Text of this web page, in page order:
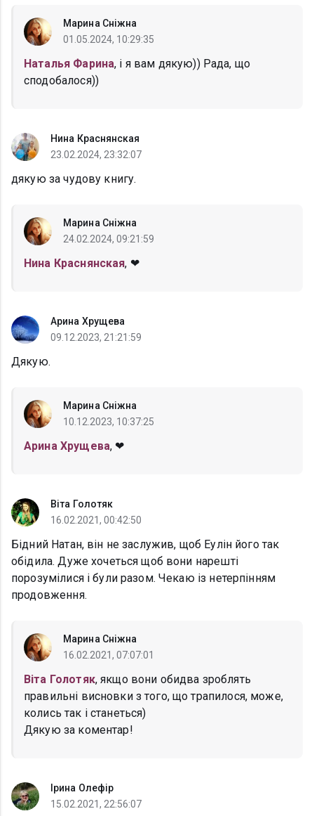
Марина Сніжна
01.05.2024, 10:29:35
Наталья Фарина, і я вам дякую)) Рада, що
сподобалося))
Нина Краснянская
23.02.2024, 23:32:07
дякую за чудову книгу.
Марина Сніжна
24.02.2024, 09:21:59
Нина Краснянская, ❤
Арина Хрущева
09.12.2023, 21:21:59
Дякую.
Марина Сніжна
10.12.2023, 10:37:25
Арина Хрущева, ❤
Віта Голотяк
16.02.2021, 00:42:50
Бідний Натан, він не заслужив, щоб Еулін його так
обідила. Дуже хочеться щоб вони нарешті
порозумілися і були разом. Чекаю із нетерпінням
продовження.
Марина Сніжна
16.02.2021, 07:07:01
Віта Голотяк, якщо вони обидва зроблять
правильні висновки з того, що трапилося, може,
колись так і станеться)
Дякую за коментар!
Ірина Олефір
15.02.2021, 22:56:07